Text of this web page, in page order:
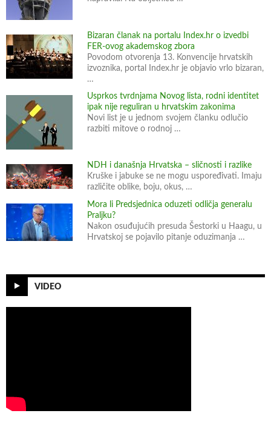
Bizaran članak na portalu Index.hr o izvedbi
FER-ovog akademskog zbora
Povodom otvorenja 13. Konvencije hrvatskih
izvoznika, portal Index.hr je objavio vrlo bizaran,
…
Usprkos tvrdnjama Novog lista, rodni identitet
ipak nije reguliran u hrvatskim zakonima
Novi list je u jednom svojem članku odlučio
razbiti mitove o rodnoj …
NDH i današnja Hrvatska – sličnosti i razlike
Kruške i jabuke se ne mogu uspoređivati. Imaju
različite oblike, boju, okus, …
Mora li Predsjednica oduzeti odličja generalu
Praljku?
Nakon osuđujućih presuda Šestorki u Haagu, u
Hrvatskoj se pojavilo pitanje oduzimanja …
VIDEO